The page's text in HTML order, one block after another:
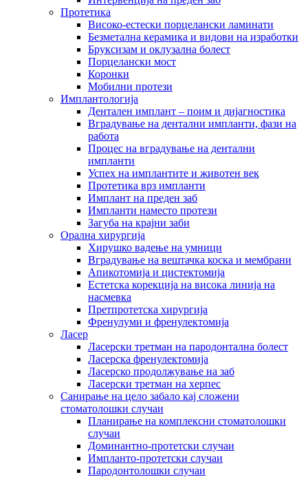
Протетика
Високо-естески порцелански ламинати
Безметална керамика и видови на изработки
Бруксизам и оклузална болест
Порцелански мост
Коронки
Мобилни протези
Имплантологија
Дентален имплант – поим и дијагностика
Вградување на дентални импланти, фази на
работа
Процес на вградување на дентални
импланти
Успех на имплантите и животен век
Протетика врз импланти
Имплант на преден заб
Импланти наместо протези
Загуба на крајни заби
Орална хирургија
Хирушко вадење на умници
Вградување на вештачка коска и мембрани
Апикотомија и цистектомија
Естетска корекција на висока линија на
насмевка
Претпротетска хирургија
Френулуми и френулектомија
Ласер
Ласерски третман на пародонтална болест
Ласерска френулектомија
Ласерско продолжување на заб
Ласерски третман на херпес
Санирање на цело забало кај сложени
стоматолошки случаи
Планирање на комплексни стоматолошки
случаи
Доминантно-протетски случаи
Импланто-протетски случаи
Пародонтолошки случаи